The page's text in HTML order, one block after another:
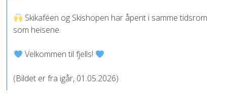
Skikaféen og Skishopen har åpent i samme tidsrom
som heisene.
Velkommen til fjells!
(Bildet er fra igår, 01.05.2026)